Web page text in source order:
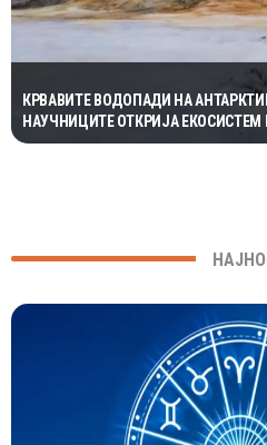
КРВАВИТЕ ВОДОПАДИ НА
НАУЧНИЦИТЕ ОТКРИЈА ЕКОСИСТЕМ
МИЛИОНИ ГОДИНИ